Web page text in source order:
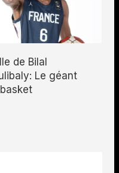
de Bilal
Le géant